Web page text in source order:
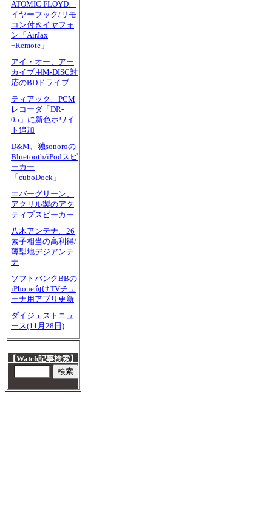
ATOMIC FLOYD、
イヤーフック/リモ
コン付きイヤフォ
ン「AirJax
+Remote」
アイ・オー、アー
カイブ用M-DISC対
応のBDドライブ
ティアック、PCM
レコーダ「DR-
05」に新色ホワイ
ト追加
D&M、独sonoroの
Bluetooth/iPodスピ
ーカー
「cuboDock」
エバーグリーン、
アクリル製のアク
ティブスピーカー
八木アンテナ、26
素子相当の高利得/
薄型地デジアンテ
ナ
ソフトバンクBBの
iPhone向けTVチュ
ーナ用アプリ更新
ダイジェストニュ
ース(11月28日)
【Watch記事検索】